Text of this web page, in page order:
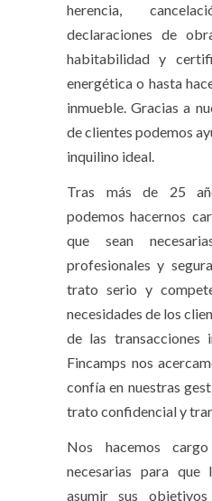
herencia,
declaraciones de
habitabilidad y
energética o hasta
inmueble. Gracias a
de clientes podemos
inquilino ideal.
Tras más de 25
podemos hacernos
que sean
profesionales y
trato serio y
necesidades de los
de las transacciones
Fincamps nos
confía en nuestras
trato confidencial y
Nos hacemos
necesarias para que
asumir sus